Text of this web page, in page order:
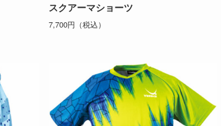
スクアーマショーツ
7,700円（税込）